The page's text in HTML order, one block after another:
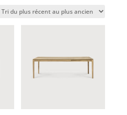
plus
récent
ancien